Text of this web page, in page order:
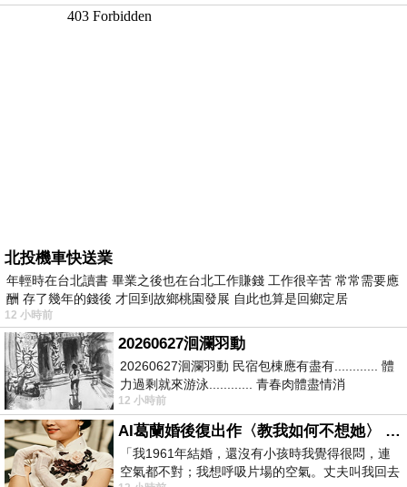
北投機車快送業
年輕時在台北讀書 畢業之後也在台北工作賺錢 工作很辛苦 常常需要應
酬 存了幾年的錢後 才回到故鄉桃園發展 自此也算是回鄉定居
12 小時前
20260627洄瀾羽動
20260627洄瀾羽動 民宿包棟應有盡有............ 體
力過剩就來游泳............ 青春肉體盡情消
磨............ 晚餐不必
12 小時前
AI葛蘭婚後復出作〈教我如何不想她〉 #戀上老電影 #葛蘭 #粟子
「我1961年結婚，還沒有小孩時我覺得很悶，連
空氣都不對；我想呼吸片場的空氣。丈夫叫我回去